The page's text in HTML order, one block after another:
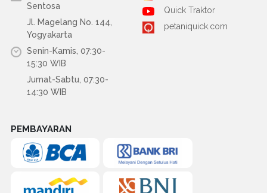
Sentosa
Jl. Magelang No. 144,
Yogyakarta
Senin-Kamis, 07:30-
15:30 WIB
Jumat-Sabtu, 07:30-
14:30 WIB
Quick Traktor
petaniquick.com
PEMBAYARAN